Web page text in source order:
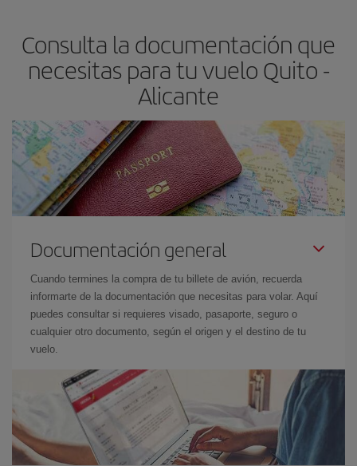
avión más baratos te saldrán. Además, si buscas los vuelos con
las fechas y los horarios del viaje un poco abiertos, podráselegir
el precio más barato.
Consulta la documentación que
necesitas para tu vuelo Quito -
Alicante
Documentación general
Cuando termines la compra de tu billete de avión, recuerda
informarte de la documentación que necesitas para volar. Aquí
puedes consultar si requieres visado, pasaporte, seguro o
cualquier otro documento, según el origen y el destino de tu
vuelo.